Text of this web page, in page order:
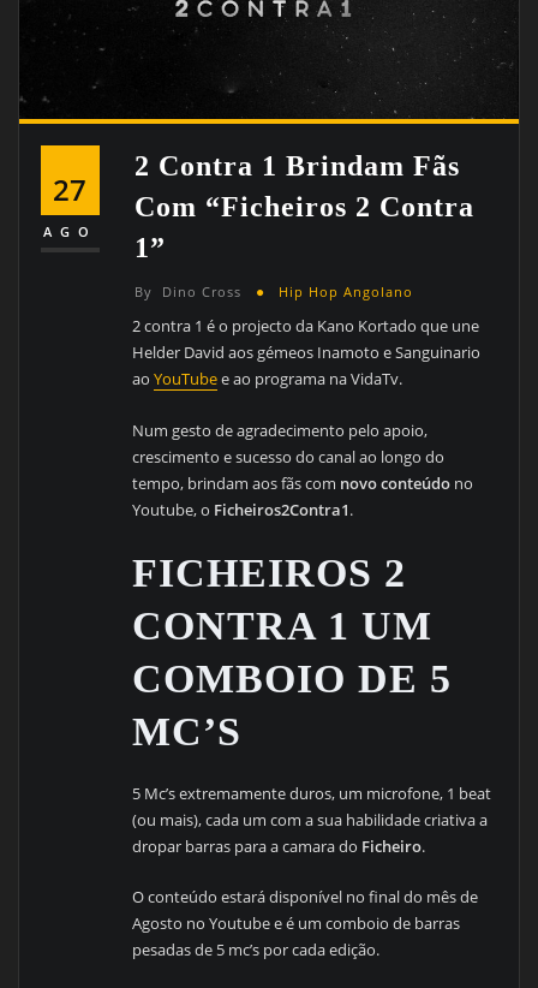
27
AGO
2 Contra 1 Brindam Fãs
Com “Ficheiros 2 Contra
1”
By Dino Cross Hip Hop Angolano
2 contra 1 é o projecto da Kano Kortado que une
Helder David aos gémeos Inamoto e Sanguinario
aoYouTubee ao programa na VidaTv.
Num gesto de agradecimento pelo apoio,
crescimento e sucesso do canal ao longo do
tempo, brindam aos fãs com novo conteúdo no
Youtube, o Ficheiros2Contra1.
FICHEIROS 2
CONTRA 1 UM
COMBOIO DE 5
MC’S
5 Mc’s extremamente duros, um microfone, 1 beat
(ou mais), cada um com a sua habilidade criativa a
dropar barras para a camara do Ficheiro.
O conteúdo estará disponível no final do mês de
Agosto no Youtube e é um comboio de barras
pesadas de 5 mc’s por cada edição.